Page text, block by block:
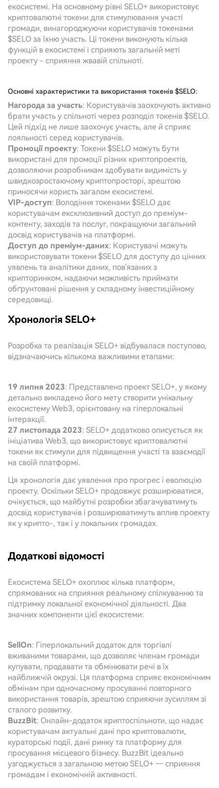
екосистемі. На основному рівні SELO+ використовує
криптовалютні токени для стимулювання участі
громади, винагороджуючи користувачів токенами
$SELO за їхню участь. Ці токени виконують кілька
функцій в екосистемі і сприяють загальній меті
проекту - сприяння жвавій спільноті.
Основні характеристики та використання токенів $SELO:
Нагорода за участь: Користувачів заохочують активно
брати участь у спільноті через розподіл токенів $SELO.
Цей підхід не лише заохочує участь, але й сприяє
лояльності серед користувачів.
Промоції проекту: Токени $SELO можуть бути
використані для промоції різних криптопроектів,
дозволяючи розробникам здобувати видимість у
швидкозростаючому криптопросторі, зрештою
приносячи користь загалом екосистемі.
VIP-доступ: Володіння токенами $SELO дає
користувачам ексклюзивний доступ до преміум-
контенту, заходів та послуг, покращуючи загальний
досвід користувачів на платформі.
Доступ до преміум-даних: Користувачі можуть
використовувати токени $SELO для доступу до цінних
уявлень та аналітики даних, пов'язаних з
крипторинком, надаючи можливість приймати
обґрунтовані рішення у складному інвестиційному
середовищі.
Хронологія SELO+
Розробка та реалізація SELO+ відбувалася поступово,
відзначаючись кількома важливими етапами:
19 липня 2023: Представлено проект SELO+, у якому
детально викладено його мету створити унікальну
екосистему Web3, орієнтовану на гіперлокальні
інтеракції.
27 листопада 2023: SELO+ додатково описується як
ініціатива Web3, що використовує криптовалютні
токени як стимули для підвищення участі та взаємодії
на своїй платформі.
Ця хронологія дає уявлення про прогрес і еволюцію
проекту. Оскільки SELO+ продовжує розширюватися,
очікується, що майбутні розробки збагачуватимуть
досвід користувачів і розширюватимуть вплив проекту
як у крипто-, так і у локальних громадах.
Додаткові відомості
Екосистема SELO+ охоплює кілька платформ,
спрямованих на сприяння реальному спілкуванню та
підтримку локальної економічної діяльності. Два
значних компоненти цієї екосистеми:
SellOn: Гіперлокальний додаток для торгівлі
вживаними товарами, що дозволяє членам громади
купувати, продавати та обмінювати речі в їх
найближчій окрузі. Ця платформа сприяє економічним
обмінам при одночасному просуванні повторного
використання товарів, зрештою сприяючи зусиллям зі
сталого розвитку.
BuzzBit: Онлайн-додаток криптоспільноти, що надає
користувачам актуальні дані про криптовалюти,
кураторські події, дані ринку та платформу для
просування місцевого бізнесу. BuzzBit ідеально
узгоджується з загальною метою SELO+ — сприяння
громадам і економічній активності.